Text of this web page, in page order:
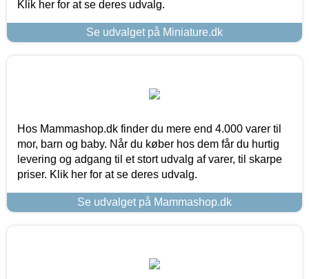
Klik her for at se deres udvalg.
Se udvalget på Miniature.dk
Hos Mammashop.dk finder du mere end 4.000 varer til
mor, barn og baby. Når du køber hos dem får du hurtig
levering og adgang til et stort udvalg af varer, til skarpe
priser. Klik her for at se deres udvalg.
Se udvalget på Mammashop.dk